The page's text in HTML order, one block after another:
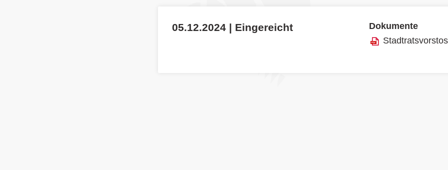
05.12.2024 | Eingereicht
Dokumente